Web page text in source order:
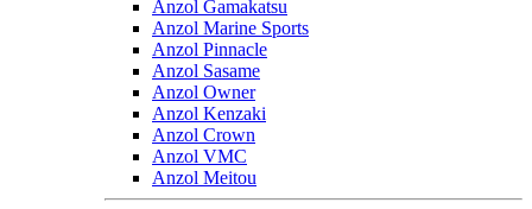
Anzol Gamakatsu
Anzol Marine Sports
Anzol Pinnacle
Anzol Sasame
Anzol Owner
Anzol Kenzaki
Anzol Crown
Anzol VMC
Anzol Meitou